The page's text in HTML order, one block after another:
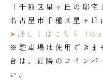
「千種区星ヶ丘の邸宅
名古屋市千種区星ヶ丘
➤詳しくはこちら（
※駐車場は使用できま
合は、近隣のコインパ
い。